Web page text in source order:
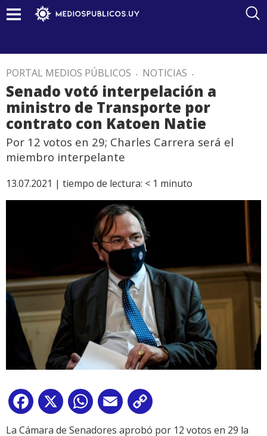
PORTAL MEDIOS PÚBLICOS . NOTICIAS .
Senado votó interpelación a
ministro de Transporte por
contrato con Katoen Natie
Por 12 votos en 29; Charles Carrera será el
miembro interpelante
13.07.2021 | tiempo de lectura: < 1 minuto
Facebook
X WhatsApp
Email
Link
La Cámara de Senadores aprobó por 12 votos en 29 la